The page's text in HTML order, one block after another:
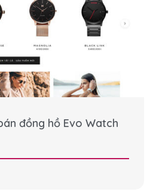
đồng hồ Evo Watch